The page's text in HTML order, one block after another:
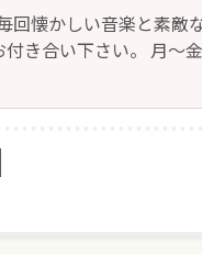
回懐かしい音楽と素
き合い下さい。 月～